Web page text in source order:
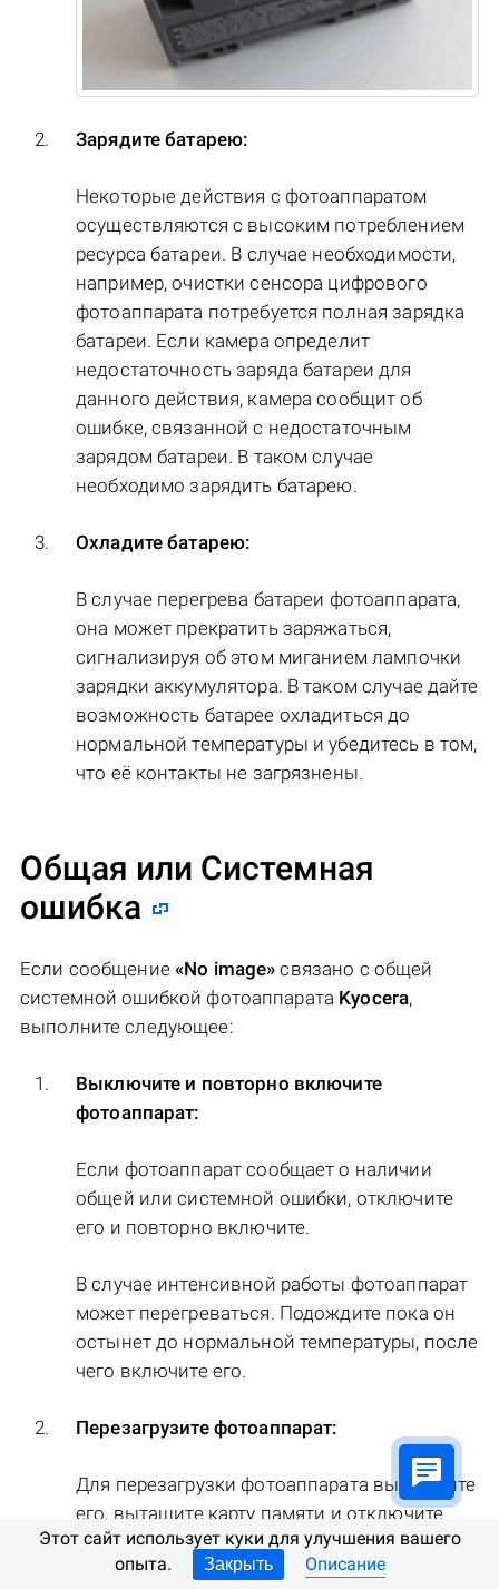
Зарядите батарею:
Некоторые действия с фотоаппаратом
осуществляются с высоким потреблением
ресурса батареи. В случае необходимости,
например, очистки сенсора цифрового
фотоаппарата потребуется полная зарядка
батареи. Если камера определит
недостаточность заряда батареи для
данного действия, камера сообщит об
ошибке, связанной с недостаточным
зарядом батареи. В таком случае
необходимо зарядить батарею.
Охладите батарею:
В случае перегрева батареи фотоаппарата,
она может прекратить заряжаться,
сигнализируя об этом миганием лампочки
зарядки аккумулятора. В таком случае дайте
возможность батарее охладиться до
нормальной температуры и убедитесь в том,
что её контакты не загрязнены.
Общая или Системная
ошибка
Если сообщение «No image» связано с общей
системной ошибкой фотоаппарата Kyocera,
выполните следующее:
Выключите и повторно включите
фотоаппарат:
Если фотоаппарат сообщает о наличии
общей или системной ошибки, отключите
его и повторно включите.
В случае интенсивной работы фотоаппарат
может перегреваться. Подождите пока он
остынет до нормальной температуры, после
чего включите его.
Перезагрузите фотоаппарат:
Для перезагрузки фотоаппарата выключите
его, вытащите карту памяти и отключите
батарею. Подождите в течении 15 минут и
соберите фотоаппарат в обратном порядке.
Этот сайт использует куки для улучшения вашего
опыта.
Закрыть Описание